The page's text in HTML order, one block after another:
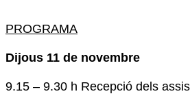
PROGRAMA
Dijous 11 de novembre
9.15 – 9.30 h Recepció dels